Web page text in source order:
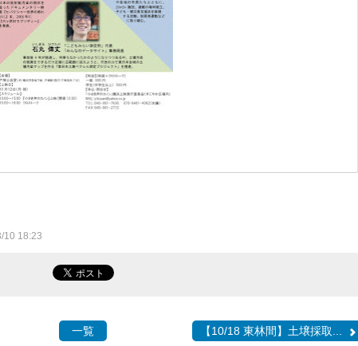
10 18:23
【10/18 東林間】土壌採取...
一覧